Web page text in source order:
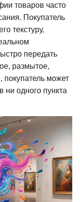
товаров часто
Покупатель
текстуру,
передать
размытое,
может
ни одного пункта